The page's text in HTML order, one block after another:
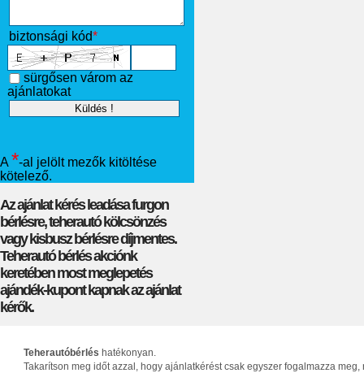
biztonsági kód*
sürgősen várom az
ajánlatokat
A *-al jelölt mezők kitöltése
kötelező.
Az ajánlat kérés leadása furgon
bérlésre, teherautó kölcsönzés
vagy kisbusz bérlésre díjmentes.
Teherautó bérlés akciónk
keretében most meglepetés
ajándék-kupont kapnak az ajánlat
kérők.
Teherautóbérlés hatékonyan.
Takarítson meg időt azzal, hogy ajánlatkérést csak egyszer fogalmazza